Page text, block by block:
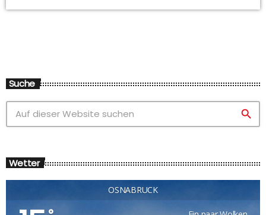
Suche
search
Wetter
OSNABRÜCK